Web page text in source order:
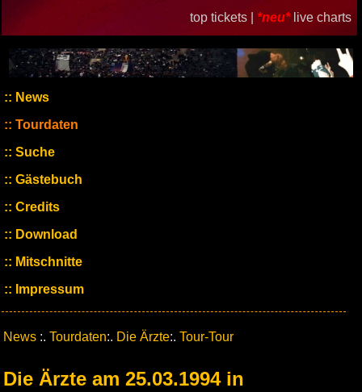
top tickets | *neu* live charts
News
Tourdaten
Suche
Gästebuch
Credits
Download
Mitschnitte
Impressum
News :. Tourdaten:. Die Ärzte:. Tour-Tour
Die Ärzte am 25.03.1994 in